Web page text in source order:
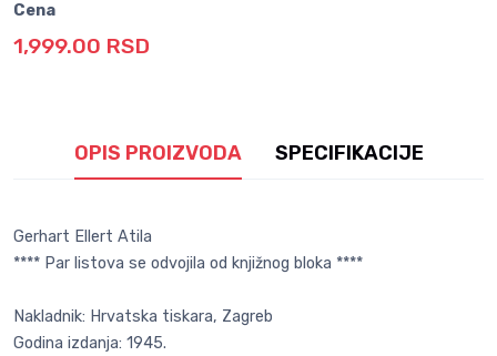
Cena
1,999.00 RSD
OPIS PROIZVODA SPECIFIKACIJE
Gerhart Ellert Atila
**** Par listova se odvojila od knjižnog bloka ****
Nakladnik: Hrvatska tiskara, Zagreb
Godina izdanja: 1945.